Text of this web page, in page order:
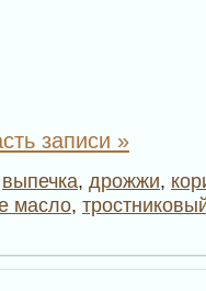
записи »
выпечка, дрожжи,
масло,